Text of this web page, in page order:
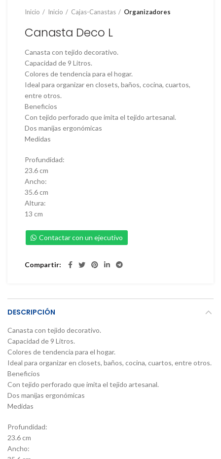
Inicio Inicio Cajas-Canastas Organizadores
Canasta Deco L
Canasta con tejido decorativo.
Capacidad de 9 Litros.
Colores de tendencia para el hogar.
Ideal para organizar en closets, baños, cocina, cuartos,
entre otros.
Beneficios
Con tejido perforado que imita el tejido artesanal.
Dos manijas ergonómicas
Medidas
Profundidad:
23.6 cm
Ancho:
35.6 cm
Altura:
13 cm
Contactar con un ejecutivo
Compartir
DESCRIPCIÓN
Canasta con tejido decorativo.
Capacidad de 9 Litros.
Colores de tendencia para el hogar.
Ideal para organizar en closets, baños, cocina, cuartos, entre otros.
Beneficios
Con tejido perforado que imita el tejido artesanal.
Dos manijas ergonómicas
Medidas
Profundidad:
23.6 cm
Ancho: